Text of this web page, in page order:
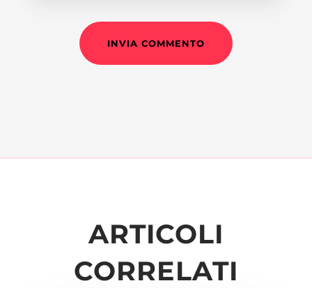
INVIA COMMENTO
ARTICOLI
CORRELATI